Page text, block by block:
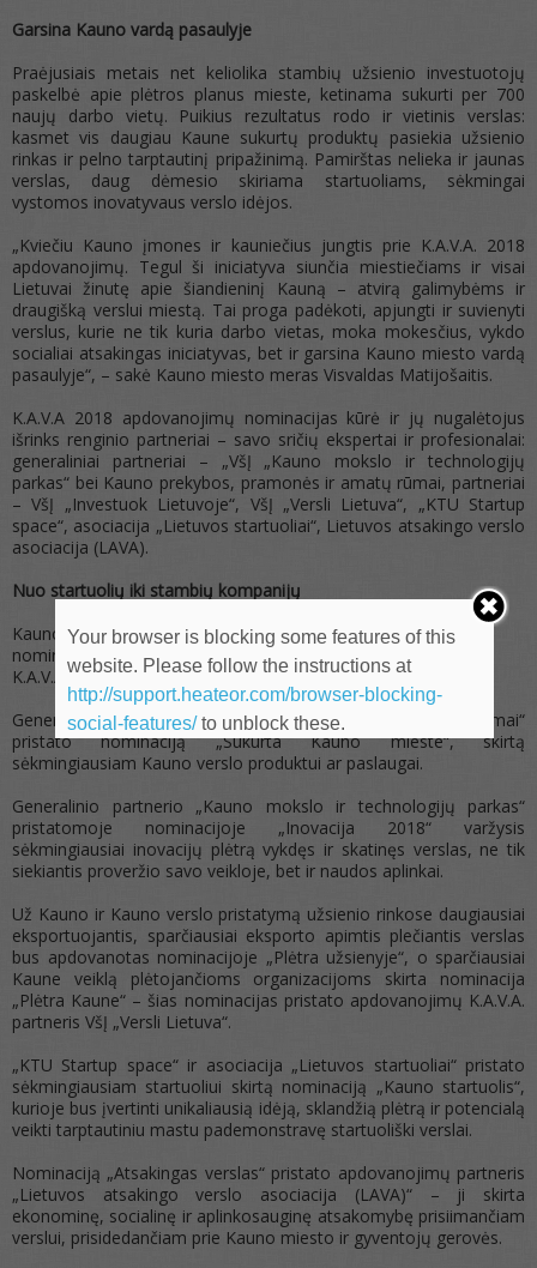
Garsina Kauno vardą pasaulyje
Praėjusiais metais net keliolika stambių užsienio investuotojų
paskelbė apie plėtros planus mieste, ketinama sukurti per 700
naujų darbo vietų. Puikius rezultatus rodo ir vietinis verslas:
kasmet vis daugiau Kaune sukurtų produktų pasiekia užsienio
rinkas ir pelno tarptautinį pripažinimą. Pamirštas nelieka ir jaunas
verslas, daug dėmesio skiriama startuoliams, sėkmingai
vystomos inovatyvaus verslo idėjos.
„Kviečiu Kauno įmones ir kauniečius jungtis prie K.A.V.A. 2018
apdovanojimų. Tegul ši iniciatyva siunčia miestiečiams ir visai
Lietuvai žinutę apie šiandieninį Kauną – atvirą galimybėms ir
draugišką verslui miestą. Tai proga padėkoti, apjungti ir suvienyti
verslus, kurie ne tik kuria darbo vietas, moka mokesčius, vykdo
socialiai atsakingas iniciatyvas, bet ir garsina Kauno miesto vardą
pasaulyje“, – sakė Kauno miesto meras Visvaldas Matijošaitis.
K.A.V.A 2018 apdovanojimų nominacijas kūrė ir jų nugalėtojus
išrinks renginio partneriai – savo sričių ekspertai ir profesionalai:
generaliniai partneriai – „VšĮ „Kauno mokslo ir technologijų
parkas“ bei Kauno prekybos, pramonės ir amatų rūmai, partneriai
– VšĮ „Investuok Lietuvoje“, VšĮ „Versli Lietuva“, „KTU Startup
space“, asociacija „Lietuvos startuoliai“, Lietuvos atsakingo verslo
asociacija (LAVA).
Nuo startuolių iki stambių kompanijų
Kauno verslo įmonės bus apdovanotos net devyniose
nominacijose, kurių kiekviena sukurta bendradarbiaujant su
K.A.V.A. 2018 apdovanojimų partneriais.
Generalinis partneris „Kauno prekybos, pramonės ir amatų rūmai“
pristato nominaciją „Sukurta Kauno mieste“, skirtą
sėkmingiausiam Kauno verslo produktui ar paslaugai.
Generalinio partnerio „Kauno mokslo ir technologijų parkas“
pristatomoje nominacijoje „Inovacija 2018“ varžysis
sėkmingiausiai inovacijų plėtrą vykdęs ir skatinęs verslas, ne tik
siekiantis proveržio savo veikloje, bet ir naudos aplinkai.
Už Kauno ir Kauno verslo pristatymą užsienio rinkose daugiausiai
eksportuojantis, sparčiausiai eksporto apimtis plečiantis verslas
bus apdovanotas nominacijoje „Plėtra užsienyje“, o sparčiausiai
Kaune veiklą plėtojančioms organizacijoms skirta nominacija
„Plėtra Kaune“ – šias nominacijas pristato apdovanojimų K.A.V.A.
partneris VšĮ „Versli Lietuva“.
„KTU Startup space“ ir asociacija „Lietuvos startuoliai“ pristato
sėkmingiausiam startuoliui skirtą nominaciją „Kauno startuolis“,
kurioje bus įvertinti unikaliausią idėją, sklandžią plėtrą ir potencialą
veikti tarptautiniu mastu pademonstravę startuoliški verslai.
Nominaciją „Atsakingas verslas“ pristato apdovanojimų partneris
„Lietuvos atsakingo verslo asociacija (LAVA)“ – ji skirta
ekonominę, socialinę ir aplinkosauginę atsakomybę prisiimančiam
verslui, prisidedančiam prie Kauno miesto ir gyventojų gerovės.
Your browser is blocking some features of this
website. Please follow the instructions at
http://support.heateor.com/browser-blocking-
social-features/to unblock these.